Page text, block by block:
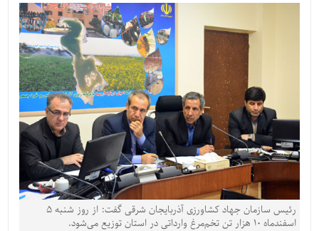
رئیس سازمان جهاد کشاورزی آذربایجان شرقی گفت: از روز شنبه 5
اسفندماه 10 هزار تن تخم‌مرغ وارداتی در استان توزیع می‌شود.